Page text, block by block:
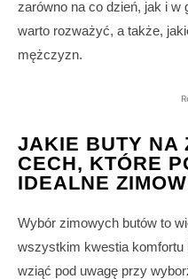
zarówno na co dzień, jak i w
warto rozważyć, a także,
mężczyzn.
JAKIE BUTY NA
CECH, KTÓRE
IDEALNE
Wybór zimowych butów to
wszystkim kwestia komfortu
wziąć pod uwagę przy